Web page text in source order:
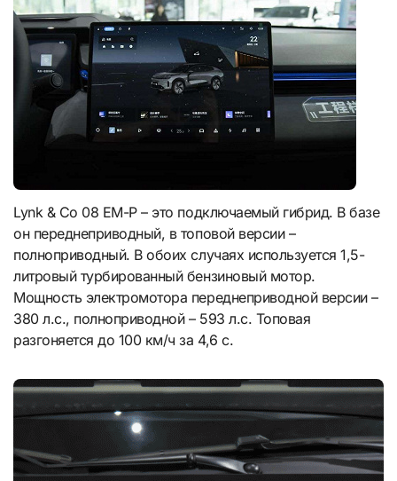
Lynk & Co 08 EM-P – это подключаемый гибрид. В базе
он переднеприводный, в топовой версии –
полноприводный. В обоих случаях используется 1,5-
литровый турбированный бензиновый мотор.
Мощность электромотора переднеприводной версии –
380 л.с., полноприводной – 593 л.с. Топовая
разгоняется до 100 км/ч за 4,6 с.